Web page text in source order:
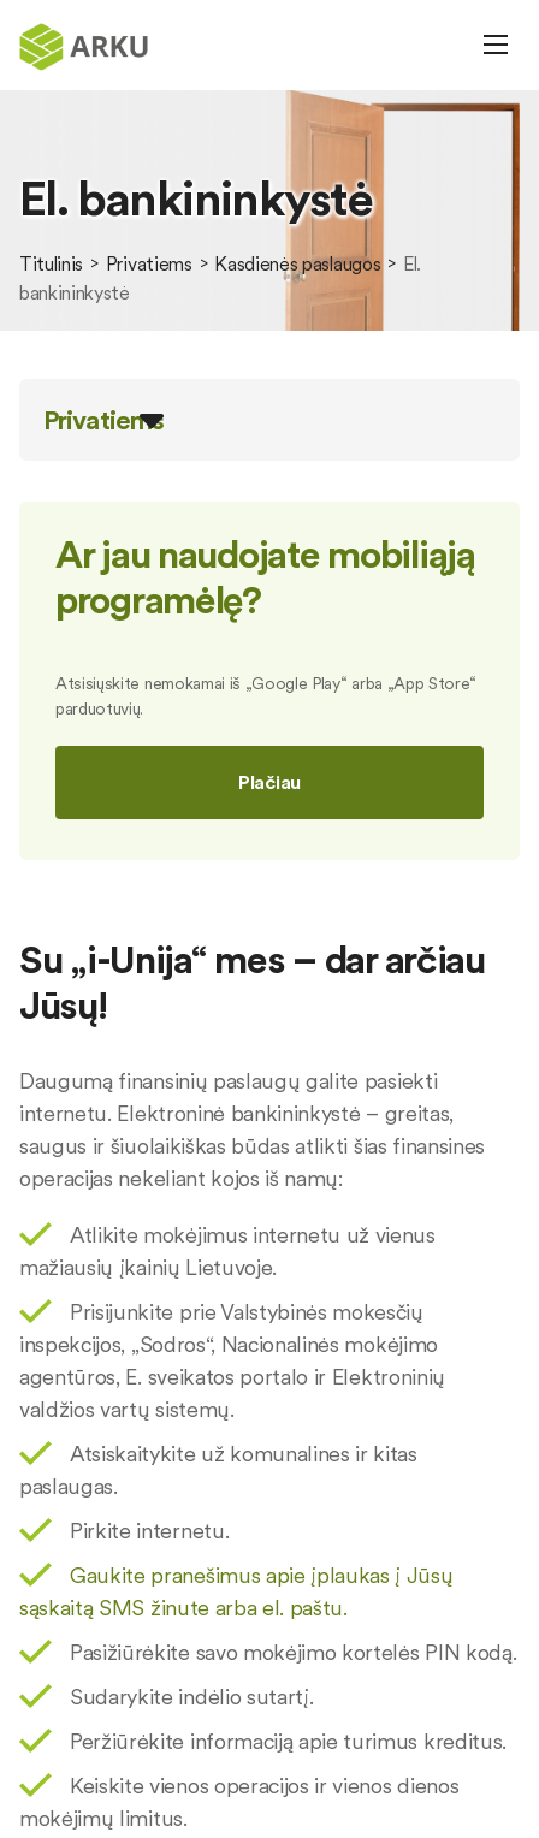
El. bankininkystė
Titulinis Privatiems Kasdienės paslaugos
El.
bankininkystė
Privatiems
Ar jau naudojate mobiliąją
programėlę?
Atsisiųskite nemokamai iš „Google Play“ arba „App Store“
parduotuvių.
Plačiau
Su „i-Unija“ mes – dar arčiau
Jūsų!
Daugumą finansinių paslaugų galite pasiekti
internetu. Elektroninė bankininkystė – greitas,
saugus ir šiuolaikiškas būdas atlikti šias finansines
operacijas nekeliant kojos iš namų:
Atlikite mokėjimus internetu už vienus
mažiausių įkainių Lietuvoje.
Prisijunkite prie Valstybinės mokesčių
inspekcijos, „Sodros“, Nacionalinės mokėjimo
agentūros, E. sveikatos portalo ir Elektroninių
valdžios vartų sistemų.
Atsiskaitykite už komunalines ir kitas
paslaugas.
Pirkite internetu.
Gaukite pranešimus apie įplaukas į Jūsų
sąskaitą SMS žinute arba el. paštu.
Pasižiūrėkite savo mokėjimo kortelės PIN kodą.
Sudarykite indėlio sutartį.
Peržiūrėkite informaciją apie turimus kreditus.
Keiskite vienos operacijos ir vienos dienos
mokėjimų limitus.